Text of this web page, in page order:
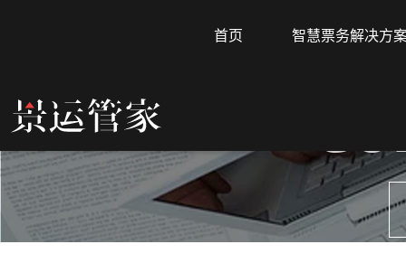
首页 智慧票务解决方